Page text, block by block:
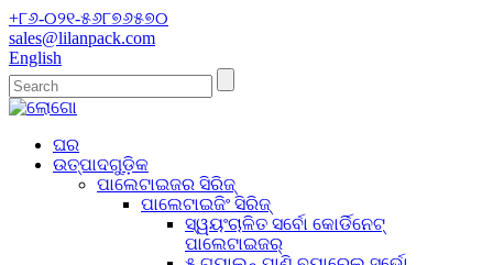
+୮୬-୦୨୧-୫୬୮୭୬୫୭୦
sales@lilanpack.com
English
ଘର
ଉତ୍ପାଦଗୁଡ଼ିକ
ପାଲେଟାଇଜର ସିରିଜ୍
ପାଲେଟାଇଜିଂ ସିରିଜ୍
ସ୍ୱୟଂଚାଳିତ ସର୍ବୋ କୋର୍ଡିନେଟ୍
ପାଲେଟାଇଜର୍